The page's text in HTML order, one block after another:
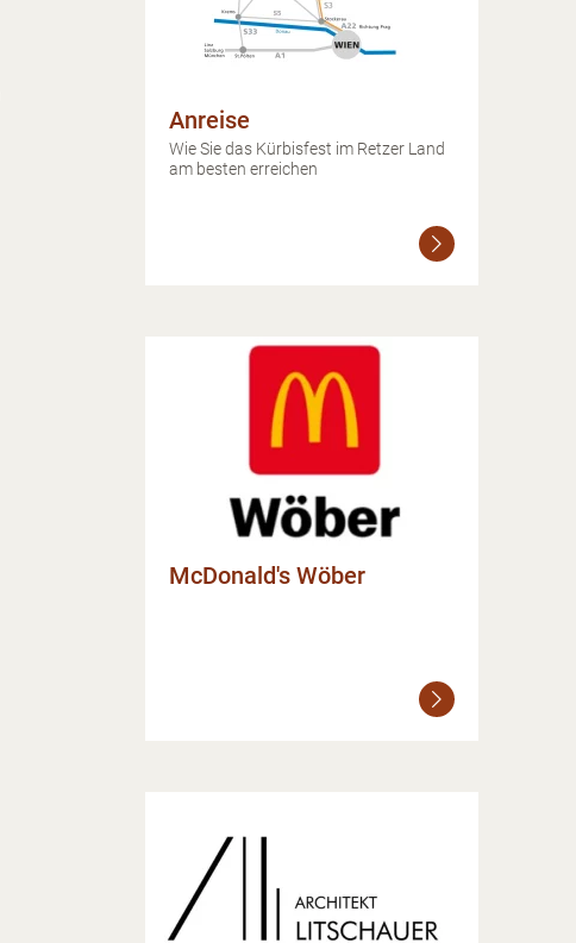
Anreise
Wie Sie das Kürbisfest im Retzer Land
am besten erreichen
McDonald's Wöber